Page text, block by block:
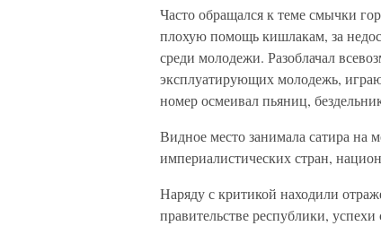
Часто обращался к теме смычки
плохую помощь кишлакам, за
среди молодежи. Разоблачал
эксплуатирующих молодежь,
номер осмеивал пьяниц,
Видное место занимала сатира на
империалистических стран,
Наряду с критикой находили
правительстве республики,